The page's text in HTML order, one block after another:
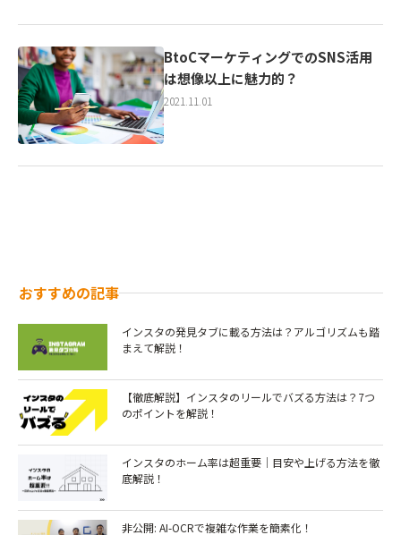
BtoCマーケティングでのSNS活用
は想像以上に魅力的？
2021.11.01
おすすめの記事
インスタの発見タブに載る方法は？アルゴリズムも踏
まえて解説！
【徹底解説】インスタのリールでバズる方法は？7つ
のポイントを解説！￼
インスタのホーム率は超重要｜目安や上げる方法を徹
底解説！
非公開: AI-OCRで複雑な作業を簡素化！